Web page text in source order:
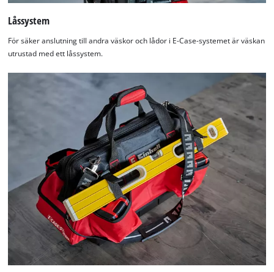
Låssystem
För säker anslutning till andra väskor och lådor i E-Case-systemet är väskan
utrustad med ett låssystem.